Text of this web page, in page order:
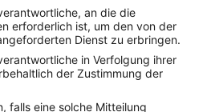
an die die
erforderlich ist, um den von der
Dienst zu erbringen.
in Verfolgung ihrer
der Zustimmung der
falls eine solche Mitteilung